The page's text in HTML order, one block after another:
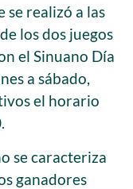
se realizó a las
los dos juegos
el Sinuano Día
a sábado,
el horario
se caracteriza
ganadores